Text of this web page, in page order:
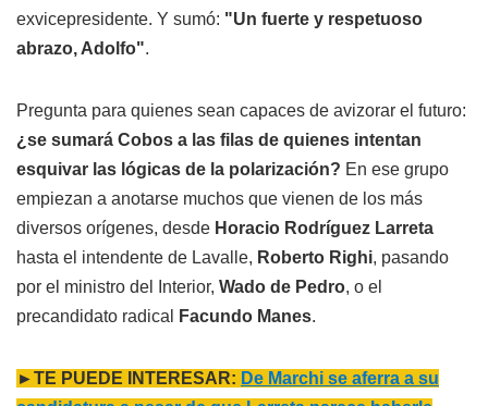
exvicepresidente. Y sumó: "Un fuerte y respetuoso
abrazo, Adolfo".
Pregunta para quienes sean capaces de avizorar el futuro:
¿se sumará Cobos a las filas de quienes intentan
esquivar las lógicas de la polarización? En ese grupo
empiezan a anotarse muchos que vienen de los más
diversos orígenes, desde Horacio Rodríguez Larreta
hasta el intendente de Lavalle, Roberto Righi, pasando
por el ministro del Interior, Wado de Pedro, o el
precandidato radical
Facundo Manes.
►TE PUEDE INTERESAR: De Marchi se aferra a su